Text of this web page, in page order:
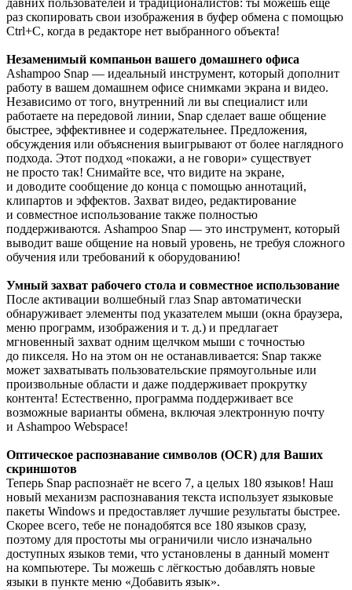
давних пользователей и традиционалистов: ты можешь еще
раз скопировать свои изображения в буфер обмена с помощью
Ctrl+C, когда в редакторе нет выбранного объекта!
Незаменимый компаньон вашего домашнего офиса
Ashampoo Snap — идеальный инструмент, который дополнит
работу в вашем домашнем офисе снимками экрана и видео.
Независимо от того, внутренний ли вы специалист или
работаете на передовой линии, Snap сделает ваше общение
быстрее, эффективнее и содержательнее. Предложения,
обсуждения или объяснения выигрывают от более наглядного
подхода. Этот подход «покажи, а не говори» существует
не просто так! Снимайте все, что видите на экране,
и доводите сообщение до конца с помощью аннотаций,
клипартов и эффектов. Захват видео, редактирование
и совместное использование также полностью
поддерживаются. Ashampoo Snap — это инструмент, который
выводит ваше общение на новый уровень, не требуя сложного
обучения или требований к оборудованию!
Умный захват рабочего стола и совместное использование
После активации волшебный глаз Snap автоматически
обнаруживает элементы под указателем мыши (окна браузера,
меню программ, изображения и т. д.) и предлагает
мгновенный захват одним щелчком мыши с точностью
до пикселя. Но на этом он не останавливается: Snap также
может захватывать пользовательские прямоугольные или
произвольные области и даже поддерживает прокрутку
контента! Естественно, программа поддерживает все
возможные варианты обмена, включая электронную почту
и Ashampoo Webspace!
Оптическое распознавание символов (OCR) для Ваших
скриншотов
Теперь Snap распознаёт не всего 7, а целых 180 языков! Наш
новый механизм распознавания текста использует языковые
пакеты Windows и предоставляет лучшие результаты быстрее.
Скорее всего, тебе не понадобятся все 180 языков сразу,
поэтому для простоты мы ограничили число изначально
доступных языков теми, что установлены в данный момент
на компьютере. Ты можешь с лёгкостью добавлять новые
языки в пункте меню «Добавить язык».